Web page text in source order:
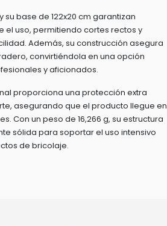
su base de 122x20 cm garantizan
el uso, permitiendo cortes rectos y
Además, su construcción asegura
convirtiéndola en una opción
y aficionados.
proporciona una protección extra
asegurando que el producto llegue en
Con un peso de 16,266 g, su estructura
sólida para soportar el uso intensivo
de bricolaje.